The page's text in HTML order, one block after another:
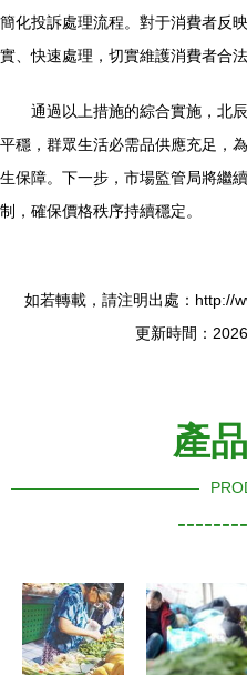
簡化投訴處理流程。對于消費者反
實、快速處理，切實維護消費者合法
通過以上措施的綜合實施，北
平穩，群眾生活必需品供應充足，
生保障。下一步，市場監管局將繼
制，確保價格秩序持續穩定。
如若轉載，請注明出處：http://
更新時間：
產